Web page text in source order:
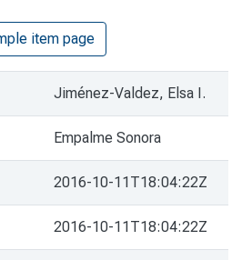
item page
Jiménez-Valdez, Elsa I.
Empalme Sonora
2016-10-11T18:04:22Z
2016-10-11T18:04:22Z